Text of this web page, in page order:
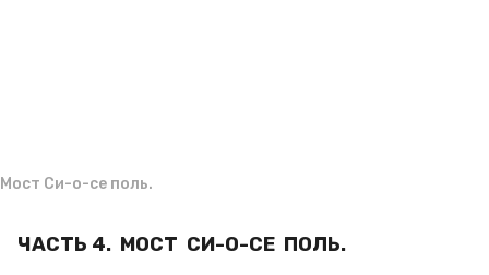
Мост Си-о-се поль.
ЧАСТЬ 4. МОСТ СИ-О-СЕ ПОЛЬ.